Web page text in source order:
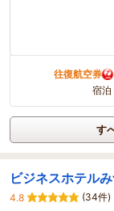
往復航空券
宿泊
す
ビジネスホテル
4.8 (34件)